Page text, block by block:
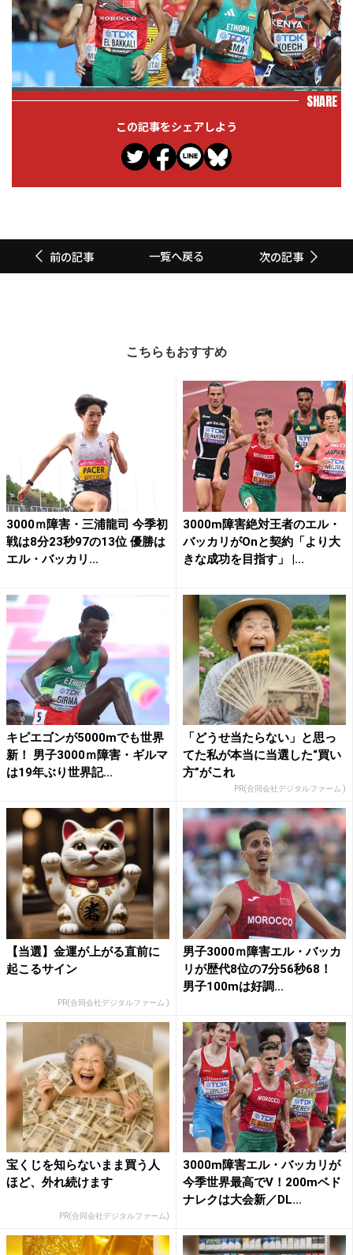
SHARE
この記事をシェアしよう
前の記事 一覧へ戻る 次の記事
こちらもおすすめ
3000ｍ障害・三浦龍司 今季初
戦は8分23秒97の13位 優勝は
エル・バッカリ...
3000m障害絶対王者のエル・
バッカリがOnと契約「より大
きな成功を目指す」 |...
キピエゴンが5000mでも世界
新！ 男子3000ｍ障害・ギルマ
は19年ぶり世界記...
「どうせ当たらない」と思っ
てた私が本当に当選した“買い
方”がこれ
PR(合同会社デジタルファーム )
【当選】金運が上がる直前に
起こるサイン
PR(合同会社デジタルファーム )
男子3000ｍ障害エル・バッカ
リが歴代8位の7分56秒68！
男子100mは好調...
宝くじを知らないまま買う人
ほど、外れ続けます
PR(合同会社デジタルファーム)
3000m障害エル・バッカリが
今季世界最高でV！200mベド
ナレクは大会新／DL...